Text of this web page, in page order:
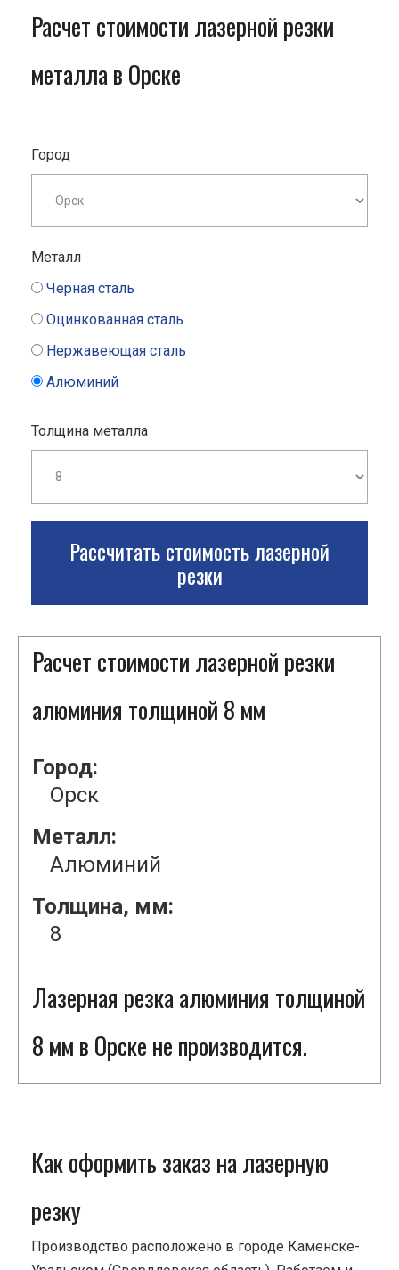
Расчет стоимости лазерной резки
металла в Орске
Город
Металл
Черная сталь
Оцинкованная сталь
Нержавеющая сталь
Алюминий
Толщина металла
Рассчитать стоимость лазерной
резки
Расчет стоимости лазерной резки
алюминия толщиной 8 мм
Город:
Орск
Металл:
Алюминий
Толщина, мм:
8
Лазерная резка алюминия толщиной
8 мм в Орске не производится.
Как оформить заказ на лазерную
резку
Производство расположено в городе Каменске-